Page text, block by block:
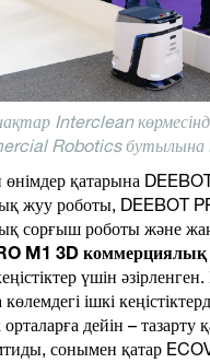
Interclean
Robotics бутылына
өнімдер қатарына
жуу роботы, DEEBOT
сорғыш роботы және
M1 3D коммерциялық
үшін
ішкі
орталарға дейін – тазарту
сонымен қатар